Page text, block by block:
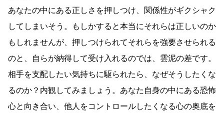
あなたの中にある正しさを押しつけ、関係性がギクシャク
してしまいそう。もしかすると本当にそれらは正しいのか
もしれませんが、押しつけられてそれらを強要させられる
のと、自らが納得して受け入れるのでは、雲泥の差です。
相手を支配したい気持ちに駆られたら、なぜそうしたくな
るのか？内観してみましょう。あなた自身の中にある恐怖
心と向き合い、他人をコントロールしたくなる心の奥底を